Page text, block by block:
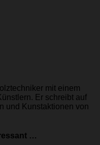
mit einem
Er schreibt auf
und Kunstaktionen von
…